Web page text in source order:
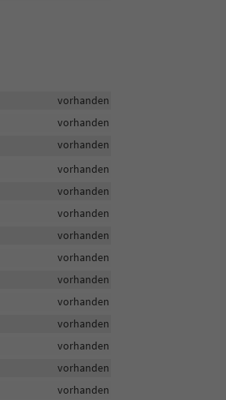
vorhanden
vorhanden
vorhanden
vorhanden
vorhanden
vorhanden
vorhanden
vorhanden
vorhanden
vorhanden
vorhanden
vorhanden
vorhanden
vorhanden